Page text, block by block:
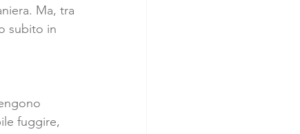
Ma, tra
subito in
fuggire,